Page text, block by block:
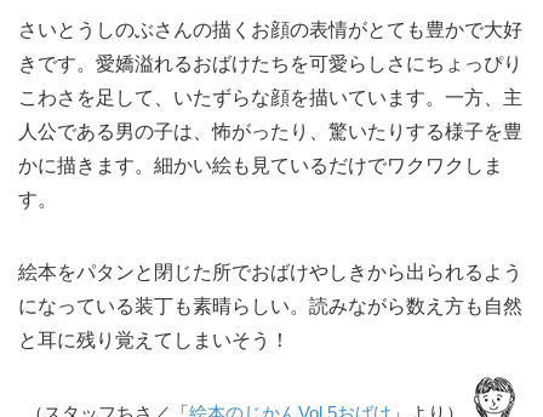
さいとうしのぶさんの描くお顔の表情がとても豊かで大好
きです。愛嬌溢れるおばけたちを可愛らしさにちょっぴり
こわさを足して、いたずらな顔を描いています。一方、主
人公である男の子は、怖がったり、驚いたりする様子を豊
かに描きます。細かい絵も見ているだけでワクワクしま
す。
絵本をパタンと閉じた所でおばけやしきから出られるよう
になっている装丁も素晴らしい。読みながら数え方も自然
と耳に残り覚えてしまいそう！
（スタッフちさ／「絵本のじかんVol.5おばけ 」より）